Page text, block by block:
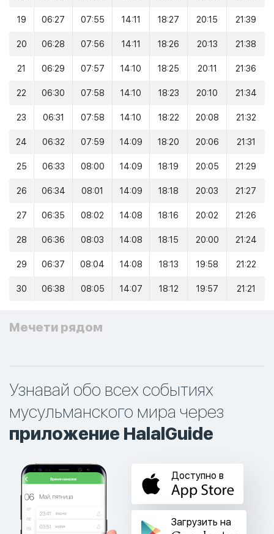
19 06:27 07:55 14:11 18:27 20:15 21:39
20 06:28 07:56 14:11 18:26 20:13 21:38
21 06:29 07:57 14:10 18:25 20:11 21:36
22 06:30 07:58 14:10 18:23 20:10 21:34
23 06:31 07:58 14:10 18:22 20:08 21:32
24 06:32 07:59 14:09 18:20 20:06 21:31
25 06:33 08:00 14:09 18:19 20:05 21:29
26 06:34 08:01 14:09 18:18 20:03 21:27
27 06:35 08:02 14:08 18:16 20:02 21:26
28 06:36 08:03 14:08 18:15 20:00 21:24
29 06:37 08:04 14:08 18:13 19:58 21:22
30 06:38 08:05 14:07 18:12 19:57 21:21
Мечети рядом
Узнавай обо всех событиях
мусульманского мира через
приложение HalalGuide
Доступно в
Загрузить на